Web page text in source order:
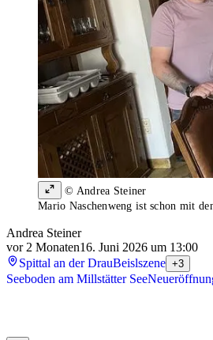
© Andrea Steiner
Mario Naschenweng ist schon mit
Andrea Steiner
vor 2 Monaten16. Juni 2026 um 13:00
Spittal an der DrauBeislszene +3
Seeboden am Millstätter See